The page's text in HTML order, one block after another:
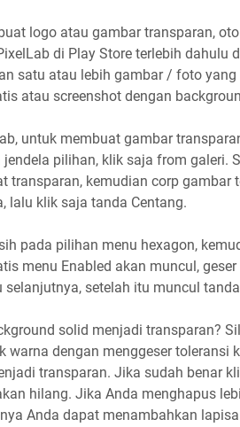
logo atau gambar transparan,
di Play Store terlebih dahulu
satu atau lebih gambar / foto
atau screenshot dengan
untuk membuat gambar
jendela pilihan, klik saja from galeri.
transparan, kemudian corp gambar
lalu klik saja tanda Centang.
pada pilihan menu hexagon,
menu Enabled akan muncul,
selanjutnya, setelah itu muncul
solid menjadi transparan?
warna dengan menggeser toleransi
transparan. Jika sudah benar
hilang. Jika Anda menghapus
Anda dapat menambahkan